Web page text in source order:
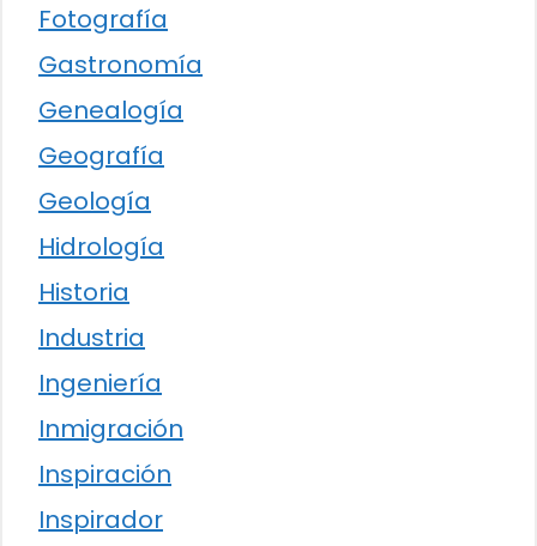
Fotografía
Gastronomía
Genealogía
Geografía
Geología
Hidrología
Historia
Industria
Ingeniería
Inmigración
Inspiración
Inspirador